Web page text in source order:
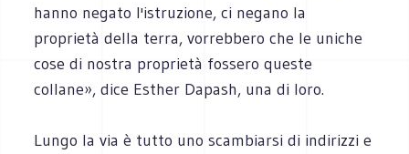
hanno negato l'istruzione, ci negano la
proprietà della terra, vorrebbero che le uniche
cose di nostra proprietà fossero queste
collane», dice Esther Dapash, una di loro.
Lungo la via è tutto uno scambiarsi di indirizzi e